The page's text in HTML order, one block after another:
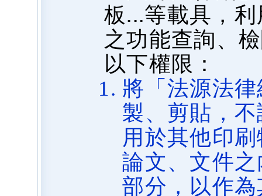
板...等載具，
之功能查詢、
以下權限：
將「法源法
製、剪貼，
用於其他印
論文、文件
部分，以作